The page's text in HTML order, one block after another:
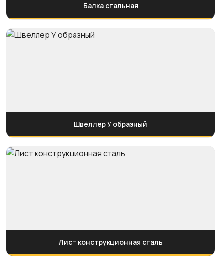
Балка стальная
Швеллер У образный
Лист конструкционная сталь